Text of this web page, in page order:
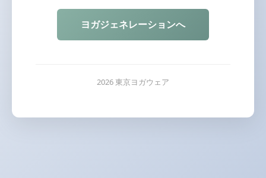
ヨガジェネレーションへ
2026 東京ヨガウェア